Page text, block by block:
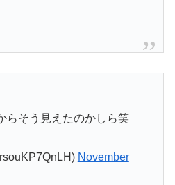
らそう見えたのかしら笑
November